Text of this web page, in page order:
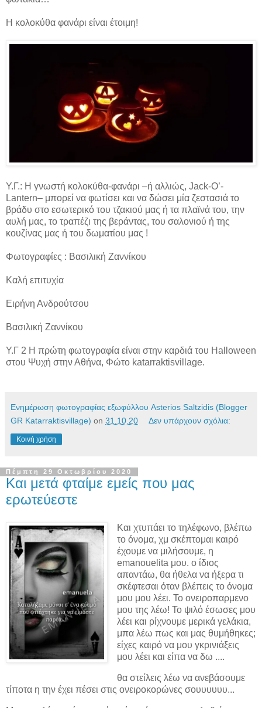
Η κολοκύθα φανάρι είναι έτοιμη!
Υ.Γ.: Η γνωστή κολοκύθα-φανάρι –ή αλλιώς, Jack-O’-
Lantern– μπορεί να φωτίσει και να δώσει μία ζεστασιά το
βράδυ στο εσωτερικό του τζακιού μας ή τα πλαϊνά του, την
αυλή μας, το τραπέζι της βεράντας, του σαλονιού ή της
κουζίνας μας ή του δωματίου μας !
Φωτογραφίες : Βασιλική Ζαννίκου
Καλή επιτυχία
Ειρήνη Ανδρούτσου
Βασιλική Ζαννίκου
Υ.Γ 2 Η πρώτη φωτογραφία είναι στην καρδιά του Halloween
στου Ψυχή στην Αθήνα, Φώτο katarraktisvillage.
Ενημέρωση φωτογραφίας εξωφύλλου Asterios Saltzidis (Blogger
GR Katarraktisvillage) on 31.10.20 Δεν υπάρχουν σχόλια:
Κοινή χρήση
Πέμπτη 29 Οκτωβρίου 2020
Και μετά φταίμε εμείς που μας
ερωτεύεστε
Και χτυπάει το τηλέφωνο, βλέπω
το όνομα, χμ σκέπτομαι καιρό
έχουμε να μιλήσουμε, η
emanouelita μου. ο ίδιος
απαντάω, θα ήθελα να ήξερα τι
σκέφτεσαι όταν βλέπεις το όνομα
μου μου λέει. Το ονειροπαρμενο
μου της λέω! Το ψιλό έσωσες μου
λέει και ρίχνουμε μερικά γελάκια,
μπα λέω πως και μας θυμήθηκες;
είχες καιρό να μου γκρινιάξεις
μου λέει και είπα να δω ....
θα στείλεις λέω να ανεβάσουμε
τίποτα η την έχει πέσει στις ονειροκορώνες σουυυυυυ...